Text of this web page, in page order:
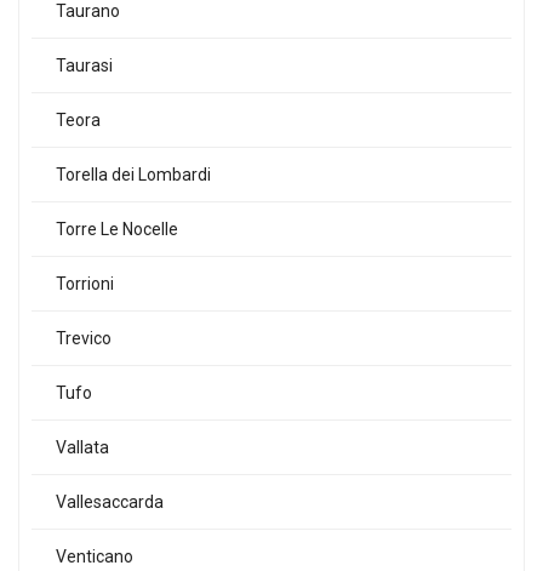
Taurano
Taurasi
Teora
Torella dei Lombardi
Torre Le Nocelle
Torrioni
Trevico
Tufo
Vallata
Vallesaccarda
Venticano